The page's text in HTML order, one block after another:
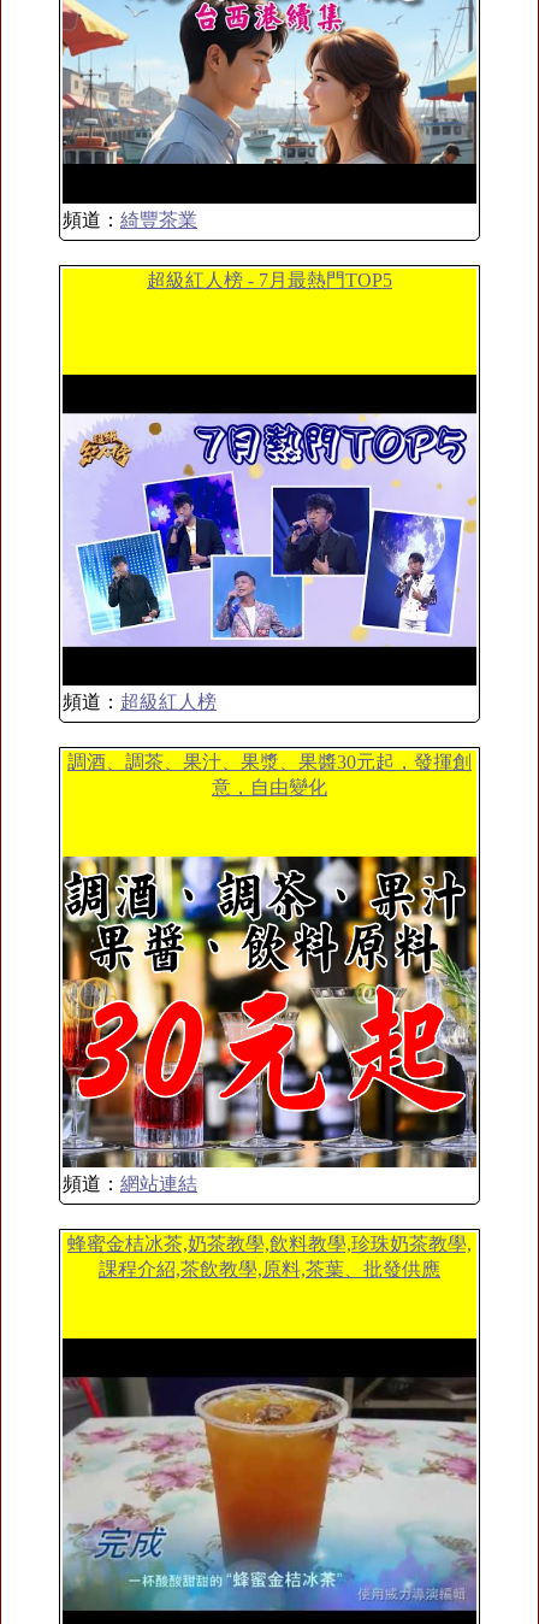
頻道： 綺豐茶業
超級紅人榜 - 7月最熱門TOP5
頻道： 超級紅人榜
調酒、調茶、果汁、果漿、果醬30元起，發揮創
意，自由變化
頻道： 網站連結
蜂蜜金桔冰茶,奶茶教學,飲料教學,珍珠奶茶教學,
課程介紹,茶飲教學,原料,茶葉、批發供應